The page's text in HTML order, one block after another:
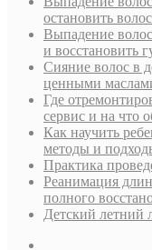
остановить
Выпадение волос
и восстановить
Сияние волос в
ценными
Где
сервис и на что
Как научить
методы и
Практика
Реанимация
полного
Детский летний